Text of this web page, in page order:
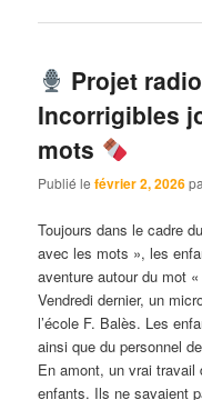
Projet
Incorrigibles
mots
Publié lefévrier 2, 2026
Toujours dans le cadre
avec les mots », les
aventure autour du mot
Vendredi dernier, un
l’école F. Balès. Les
ainsi que du personnel
En amont, un vrai travail
enfants. Ils ne savaient